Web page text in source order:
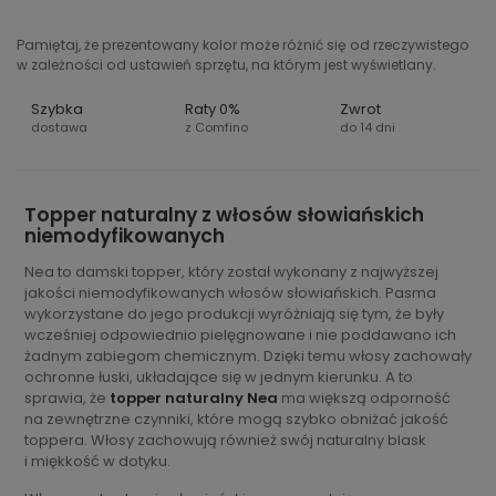
Pamiętaj, że prezentowany kolor może różnić się od rzeczywistego
w zależności od ustawień sprzętu, na którym jest wyświetlany.
Szybka
dostawa
Raty 0%
z Comfino
Zwrot
do 14 dni
Topper naturalny z włosów słowiańskich
niemodyfikowanych
Nea to damski topper, który został wykonany z najwyższej
jakości niemodyfikowanych włosów słowiańskich. Pasma
wykorzystane do jego produkcji wyróżniają się tym, że były
wcześniej odpowiednio pielęgnowane i nie poddawano ich
żadnym zabiegom chemicznym. Dzięki temu włosy zachowały
ochronne łuski, układające się w jednym kierunku. A to
sprawia, że topper naturalny Nea ma większą odporność
na zewnętrzne czynniki, które mogą szybko obniżać jakość
toppera. Włosy zachowują również swój naturalny blask
i miękkość w dotyku.